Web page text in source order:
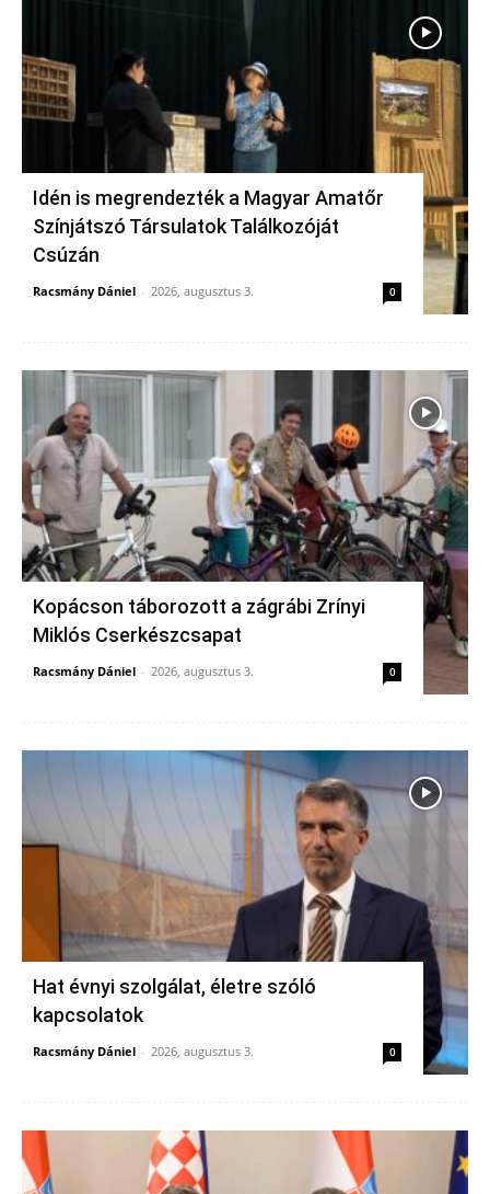
Idén is megrendezték a Magyar Amatőr
Színjátszó Társulatok Találkozóját
Csúzán
Racsmány Dániel - 2026, augusztus 3. 0
Kopácson táborozott a zágrábi Zrínyi
Miklós Cserkészcsapat
Racsmány Dániel - 2026, augusztus 3. 0
Hat évnyi szolgálat, életre szóló
kapcsolatok
Racsmány Dániel - 2026, augusztus 3. 0